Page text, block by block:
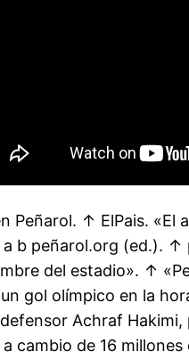
Peñarol. ↑ ElPais.
b peñarol.org (ed.).
del estadio». ↑
gol olímpico en la
Achraf
cambio de 16